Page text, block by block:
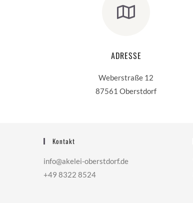
ADRESSE
Weberstraße 12
87561 Oberstdorf
Kontakt
info@akelei-oberstdorf.de
+49 8322 8524